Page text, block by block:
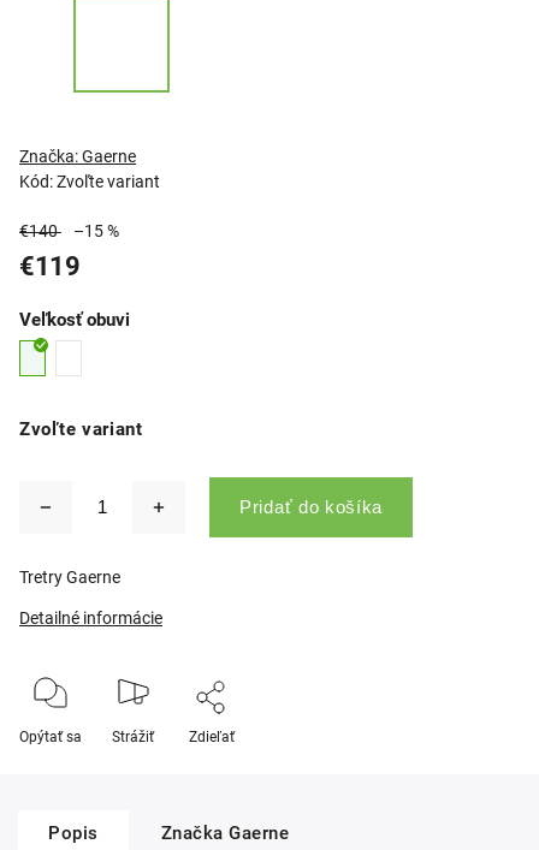
Kód:Zvoľte variant
Značka:Gaerne
€140 –15 %
€119
Zvoľte variant
Veľkosť obuvi
Pridať do košíka
Tretry Gaerne
Detailné informácie
Opýtať sa Strážiť Zdieľať
Popis Značka Gaerne